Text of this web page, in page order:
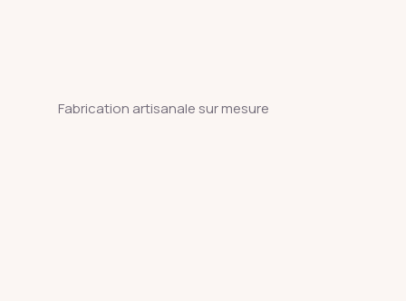
Fabrication artisanale sur mesure